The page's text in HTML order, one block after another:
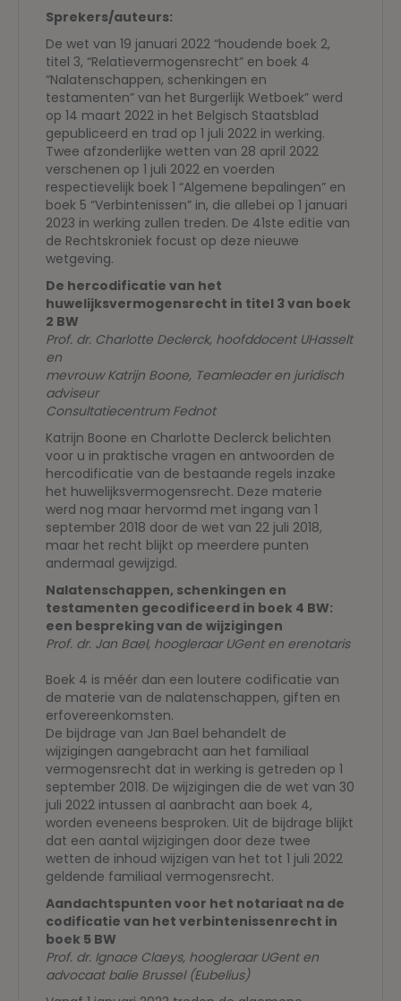
Sprekers/auteurs:
De wet van 19 januari 2022 “houdende boek 2,
titel 3, “Relatievermogensrecht” en boek 4
“Nalatenschappen, schenkingen en
testamenten” van het Burgerlijk Wetboek” werd
op 14 maart 2022 in het Belgisch Staatsblad
gepubliceerd en trad op 1 juli 2022 in werking.
Twee afzonderlijke wetten van 28 april 2022
verschenen op 1 juli 2022 en voerden
respectievelijk boek 1 “Algemene bepalingen” en
boek 5 “Verbintenissen” in, die allebei op 1 januari
2023 in werking zullen treden. De 41ste editie van
de Rechtskroniek focust op deze nieuwe
wetgeving.
De hercodificatie van het
huwelijksvermogensrecht in titel 3 van boek
2 BW
Prof. dr. Charlotte Declerck, hoofddocent UHasselt
en
mevrouw Katrijn Boone, Teamleader en juridisch
adviseur
Consultatiecentrum Fednot
Katrijn Boone en Charlotte Declerck belichten
voor u in praktische vragen en antwoorden de
hercodificatie van de bestaande regels inzake
het huwelijksvermogensrecht. Deze materie
werd nog maar hervormd met ingang van 1
september 2018 door de wet van 22 juli 2018,
maar het recht blijkt op meerdere punten
andermaal gewijzigd.
Nalatenschappen, schenkingen en
testamenten gecodificeerd in boek 4 BW:
een bespreking van de wijzigingen
Prof. dr. Jan Bael, hoogleraar UGent en erenotaris
Boek 4 is méér dan een loutere codificatie van
de materie van de nalatenschappen, giften en
erfovereenkomsten.
De bijdrage van Jan Bael behandelt de
wijzigingen aangebracht aan het familiaal
vermogensrecht dat in werking is getreden op 1
september 2018. De wijzigingen die de wet van 30
juli 2022 intussen al aanbracht aan boek 4,
worden eveneens besproken. Uit de bijdrage blijkt
dat een aantal wijzigingen door deze twee
wetten de inhoud wijzigen van het tot 1 juli 2022
geldende familiaal vermogensrecht.
Aandachtspunten voor het notariaat na de
codificatie van het verbintenissenrecht in
boek 5 BW
Prof. dr. Ignace Claeys, hoogleraar UGent en
advocaat balie Brussel (Eubelius)